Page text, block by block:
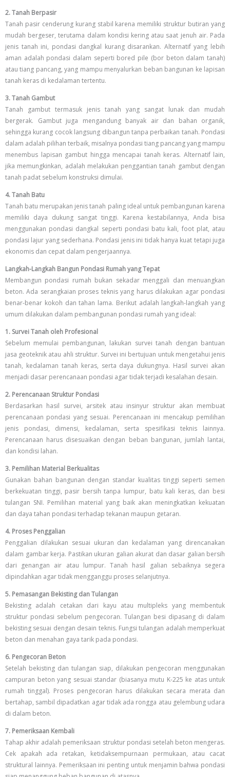
2. Tanah Berpasir
Tanah pasir cenderung kurang stabil karena memiliki struktur butiran yang
mudah bergeser, terutama dalam kondisi kering atau saat jenuh air. Pada
jenis tanah ini, pondasi dangkal kurang disarankan. Alternatif yang lebih
aman adalah pondasi dalam seperti bored pile (bor beton dalam tanah)
atau tiang pancang, yang mampu menyalurkan beban bangunan ke lapisan
tanah keras di kedalaman tertentu.
3. Tanah Gambut
Tanah gambut termasuk jenis tanah yang sangat lunak dan mudah
bergerak. Gambut juga mengandung banyak air dan bahan organik,
sehingga kurang cocok langsung dibangun tanpa perbaikan tanah. Pondasi
dalam adalah pilihan terbaik, misalnya pondasi tiang pancang yang mampu
menembus lapisan gambut hingga mencapai tanah keras. Alternatif lain,
jika memungkinkan, adalah melakukan penggantian tanah gambut dengan
tanah padat sebelum konstruksi dimulai.
4. Tanah Batu
Tanah batu merupakan jenis tanah paling ideal untuk pembangunan karena
memiliki daya dukung sangat tinggi. Karena kestabilannya, Anda bisa
menggunakan pondasi dangkal seperti pondasi batu kali, foot plat, atau
pondasi lajur yang sederhana. Pondasi jenis ini tidak hanya kuat tetapi juga
ekonomis dan cepat dalam pengerjaannya.
Langkah-Langkah Bangun Pondasi Rumah yang Tepat
Membangun pondasi rumah bukan sekadar menggali dan menuangkan
beton. Ada serangkaian proses teknis yang harus dilakukan agar pondasi
benar-benar kokoh dan tahan lama. Berikut adalah langkah-langkah yang
umum dilakukan dalam pembangunan pondasi rumah yang ideal:
1. Survei Tanah oleh Profesional
Sebelum memulai pembangunan, lakukan survei tanah dengan bantuan
jasa geoteknik atau ahli struktur. Survei ini bertujuan untuk mengetahui jenis
tanah, kedalaman tanah keras, serta daya dukungnya. Hasil survei akan
menjadi dasar perencanaan pondasi agar tidak terjadi kesalahan desain.
2. Perencanaan Struktur Pondasi
Berdasarkan hasil survei, arsitek atau insinyur struktur akan membuat
perencanaan pondasi yang sesuai. Perencanaan ini mencakup pemilihan
jenis pondasi, dimensi, kedalaman, serta spesifikasi teknis lainnya.
Perencanaan harus disesuaikan dengan beban bangunan, jumlah lantai,
dan kondisi lahan.
3. Pemilihan Material Berkualitas
Gunakan bahan bangunan dengan standar kualitas tinggi seperti semen
berkekuatan tinggi, pasir bersih tanpa lumpur, batu kali keras, dan besi
tulangan SNI. Pemilihan material yang baik akan meningkatkan kekuatan
dan daya tahan pondasi terhadap tekanan maupun getaran.
4. Proses Penggalian
Penggalian dilakukan sesuai ukuran dan kedalaman yang direncanakan
dalam gambar kerja. Pastikan ukuran galian akurat dan dasar galian bersih
dari genangan air atau lumpur. Tanah hasil galian sebaiknya segera
dipindahkan agar tidak mengganggu proses selanjutnya.
5. Pemasangan Bekisting dan Tulangan
Bekisting adalah cetakan dari kayu atau multipleks yang membentuk
struktur pondasi sebelum pengecoran. Tulangan besi dipasang di dalam
bekisting sesuai dengan desain teknis. Fungsi tulangan adalah memperkuat
beton dan menahan gaya tarik pada pondasi.
6. Pengecoran Beton
Setelah bekisting dan tulangan siap, dilakukan pengecoran menggunakan
campuran beton yang sesuai standar (biasanya mutu K-225 ke atas untuk
rumah tinggal). Proses pengecoran harus dilakukan secara merata dan
bertahap, sambil dipadatkan agar tidak ada rongga atau gelembung udara
di dalam beton.
7. Pemeriksaan Kembali
Tahap akhir adalah pemeriksaan struktur pondasi setelah beton mengeras.
Cek apakah ada retakan, ketidaksempurnaan permukaan, atau cacat
struktural lainnya. Pemeriksaan ini penting untuk menjamin bahwa pondasi